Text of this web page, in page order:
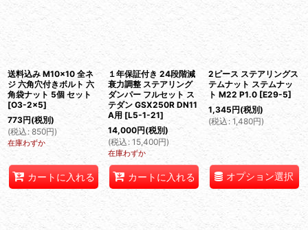
送料込み M10×10 全ネ
ジ 六角穴付きボルト 六
角袋ナット 5個 セット
[O3-2×5]
773円(税別)
(税込: 850円)
在庫わずか
カートに入れる
１年保証付き 24段階減
衰力調整 ステアリング
ダンパー フルセット ス
テダン GSX250R DN11
A用 [L5-1-21]
14,000円(税別)
(税込 : 15,400円)
在庫わずか
カートに入れる
2ピース ステアリングス
テムナット ステムナッ
ト M22 P1.0 [E29-5]
1,345円(税別)
(税込 : 1,480円)
オプション選択